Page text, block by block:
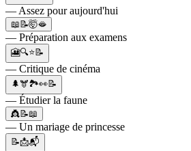
— Assez pour aujourd'hui
📖📝🤯🫦
— Préparation aux examens
🎦🔍⭐📝
— Critique de cinéma
🌲🫎🏞👀📝
— Étudier la faune
👸📝📖
— Un mariage de princesse
📝📩📬